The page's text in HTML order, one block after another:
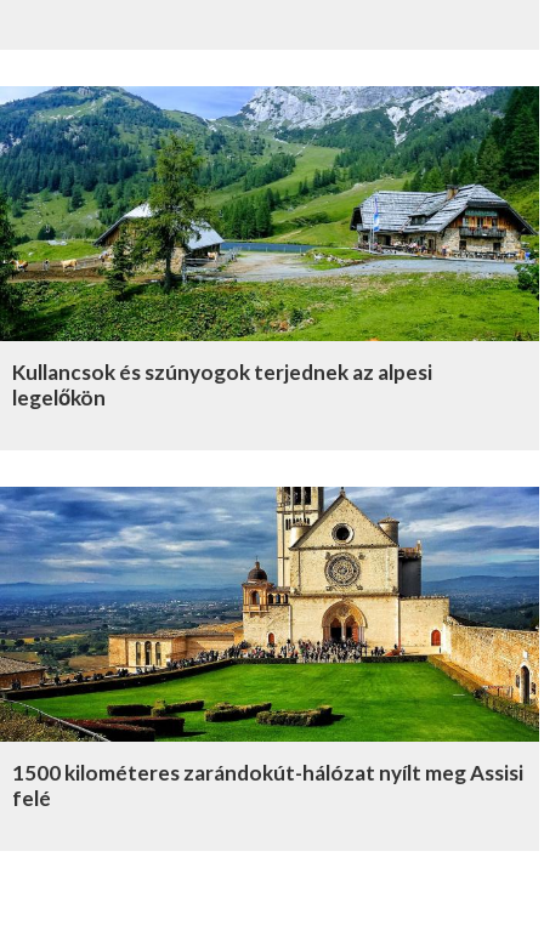
Kullancsok és szúnyogok terjednek az alpesi
legelőkön
1500 kilométeres zarándokút-hálózat nyílt meg Assisi
felé